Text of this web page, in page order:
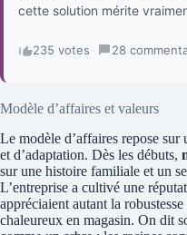
cette solution mérite
235 votes · 28
Modèle d’affaires et valeurs
Le modèle d’affaires repose
et d’adaptation. Dès les débuts,
sur une histoire familiale et un
L’entreprise a cultivé une
appréciaient autant la
chaleureux en magasin. On dit